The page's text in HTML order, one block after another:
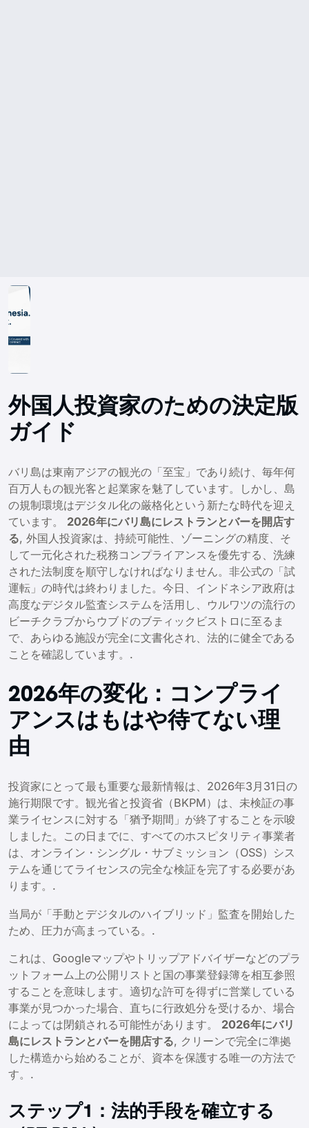
外国人投資家のための決定版
ガイド
バリ島は東南アジアの観光の「至宝」であり続け、毎年何
百万人もの観光客と起業家を魅了しています。しかし、島
の規制環境はデジタル化の厳格化という新たな時代を迎え
ています。 2026年にバリ島にレストランとバーを開店す
る, 外国人投資家は、持続可能性、ゾーニングの精度、そ
して一元化された税務コンプライアンスを優先する、洗練
された法制度を順守しなければなりません。非公式の「試
運転」の時代は終わりました。今日、インドネシア政府は
高度なデジタル監査システムを活用し、ウルワツの流行の
ビーチクラブからウブドのブティックビストロに至るま
で、あらゆる施設が完全に文書化され、法的に健全である
ことを確認しています。.
2026年の変化：コンプライ
アンスはもはや待てない理
由
投資家にとって最も重要な最新情報は、2026年3月31日の
施行期限です。観光省と投資省（BKPM）は、未検証の事
業ライセンスに対する「猶予期間」が終了することを示唆
しました。この日までに、すべてのホスピタリティ事業者
は、オンライン・シングル・サブミッション（OSS）シス
テムを通じてライセンスの完全な検証を完了する必要があ
ります。.
当局が「手動とデジタルのハイブリッド」監査を開始した
ため、圧力が高まっている。.
これは、Googleマップやトリップアドバイザーなどのプラ
ットフォーム上の公開リストと国の事業登録簿を相互参照
することを意味します。適切な許可を得ずに営業している
事業が見つかった場合、直ちに行政処分を受けるか、場合
によっては閉鎖される可能性があります。 2026年にバリ
島にレストランとバーを開店する, クリーンで完全に準拠
した構造から始めることが、資本を保護する唯一の方法で
す。.
ステップ1：法的手段を確立する